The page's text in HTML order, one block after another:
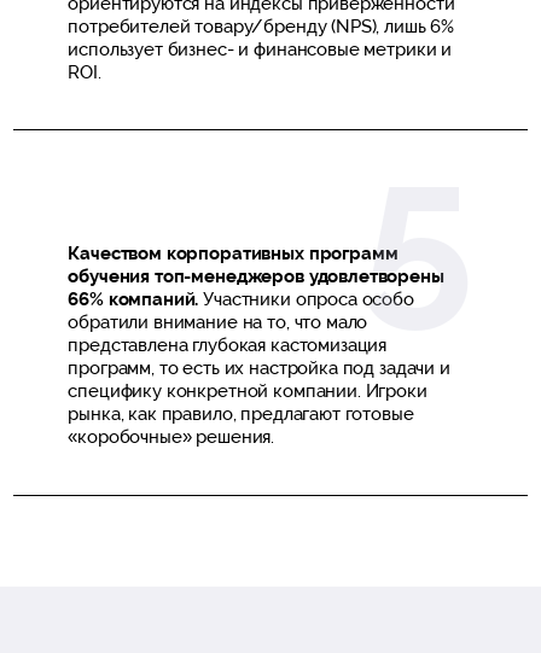
потребителей товару/бренду (NPS), лишь 6%
использует бизнес- и финансовые метрики и
ROI.
Качеством корпоративных программ
обучения топ-менеджеров удовлетворены
66% компаний.Участники опроса особо
обратили внимание на то, что мало
представлена глубокая кастомизация
программ, то есть их настройка под задачи и
специфику конкретной компании. Игроки
рынка, как правило, предлагают готовые
«коробочные» решения.